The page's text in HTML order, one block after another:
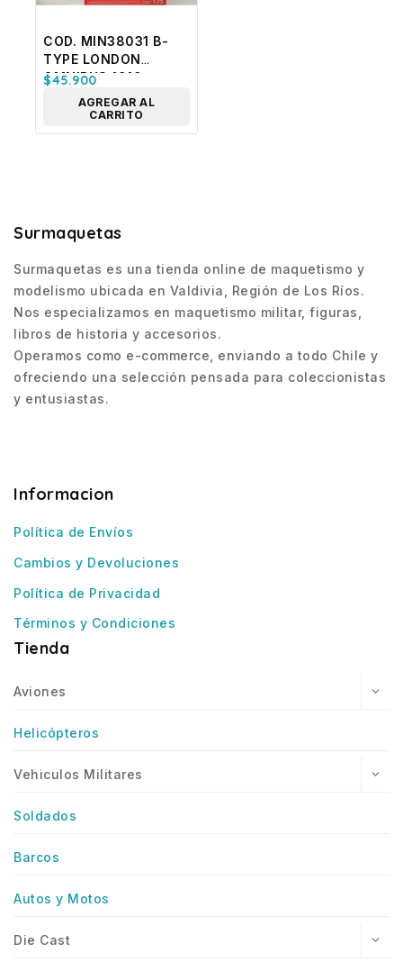
COD. MIN38031 B-
TYPE LONDON
OMNIBUS 1919
$45.900
AGREGAR AL
CARRITO
Surmaquetas
Surmaquetas es una tienda online de maquetismo y
modelismo ubicada en Valdivia, Región de Los Ríos.
Nos especializamos en maquetismo militar, figuras,
libros de historia y accesorios.
Operamos como e-commerce, enviando a todo Chile y
ofreciendo una selección pensada para coleccionistas
y entusiastas.
Informacion
Política de Envíos
Cambios y Devoluciones
Política de Privacidad
Términos y Condiciones
Tienda
Aviones
Helicópteros
Vehiculos Militares
Soldados
Barcos
Autos y Motos
Die Cast